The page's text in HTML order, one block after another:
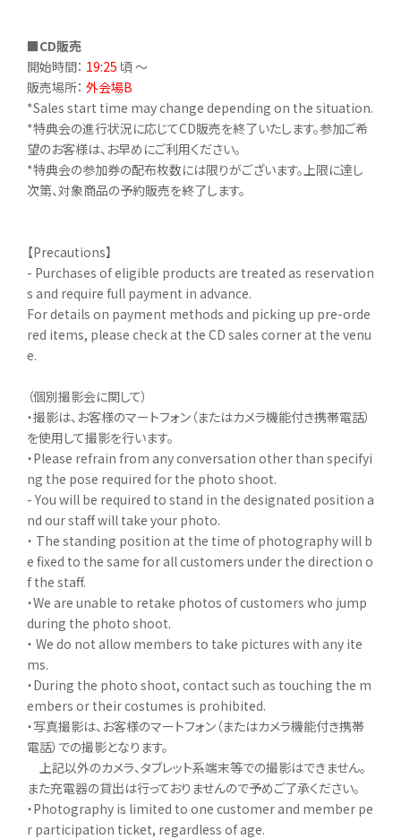
■CD販売
開始時間： 19:25 頃 ～
販売場所： 外会場B
*Sales start time may change depending on the situation.
*特典会の進行状況に応じてCD販売を終了いたします。参加ご希
望のお客様は、お早めにご利用ください。
*特典会の参加券の配布枚数には限りがございます。上限に達し
次第、対象商品の予約販売を終了します。
【Precautions】
- Purchases of eligible products are treated as reservation
s and require full payment in advance.
For details on payment methods and picking up pre-orde
red items, please check at the CD sales corner at the venu
e.
（個別撮影会に関して）
・撮影は、お客様のマートフォン（またはカメラ機能付き携帯電話）
を使用して撮影を行います。
・Please refrain from any conversation other than specifyi
ng the pose required for the photo shoot.
- You will be required to stand in the designated position a
nd our staff will take your photo.
・ The standing position at the time of photography will b
e fixed to the same for all customers under the direction o
f the staff.
・We are unable to retake photos of customers who jump
during the photo shoot.
・ We do not allow members to take pictures with any ite
ms.
・During the photo shoot, contact such as touching the m
embers or their costumes is prohibited.
・写真撮影は、お客様のマートフォン（またはカメラ機能付き携帯
電話）での撮影となります。
上記以外のカメラ、タブレット系端末等での撮影はできません。
また充電器の貸出は行っておりませんので予めご了承ください。
・Photography is limited to one customer and member pe
r participation ticket, regardless of age.